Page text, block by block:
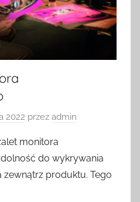
2022 przez admin
monitora
do wykrywania
zewnątrz produktu. Tego